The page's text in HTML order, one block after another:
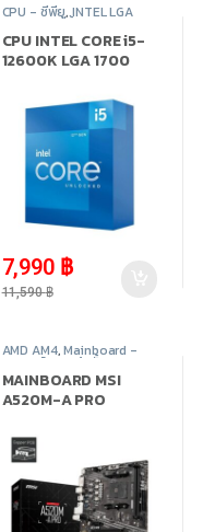
CPU - ซีพียู,INTEL LGA
สินค้าทั้งหมด
คอมพิวเตอร์
CPU INTEL CORE i5-
12600K LGA 1700
7,990 ฿
11,590฿
AMD AM4,Mainboard -
เมนบอร์ด สินค้าทั้งหมด
อุปกรณ์คอมพิวเตอร์
MAINBOARD MSI
A520M-A PRO
(เมนบอร์ด)